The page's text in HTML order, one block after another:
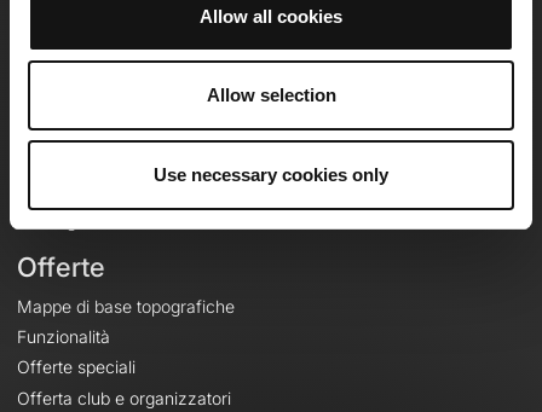
Allow all cookies
Allow selection
Use necessary cookies only
OpenRunner
Lavora con noi
Offerte
Mappe di base topografiche
Funzionalità
Offerte speciali
Offerta club e organizzatori